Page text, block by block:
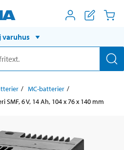
varuhus
MC-batterier
SMF, 6 V, 14 Ah, 104 x 76 x 140 mm